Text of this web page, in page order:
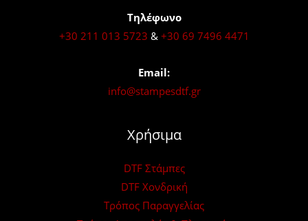
Τηλέφωνο
+30 211 013 5723 & +30 69 7496 4471
Email:
info@stampesdtf.gr
Χρήσιμα
DTF Στάμπες
DTF Χονδρική
Τρόπος Παραγγελίας